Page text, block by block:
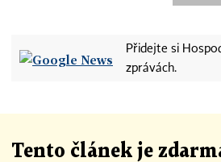
Přidejte si
zprávách.
Tento článek je